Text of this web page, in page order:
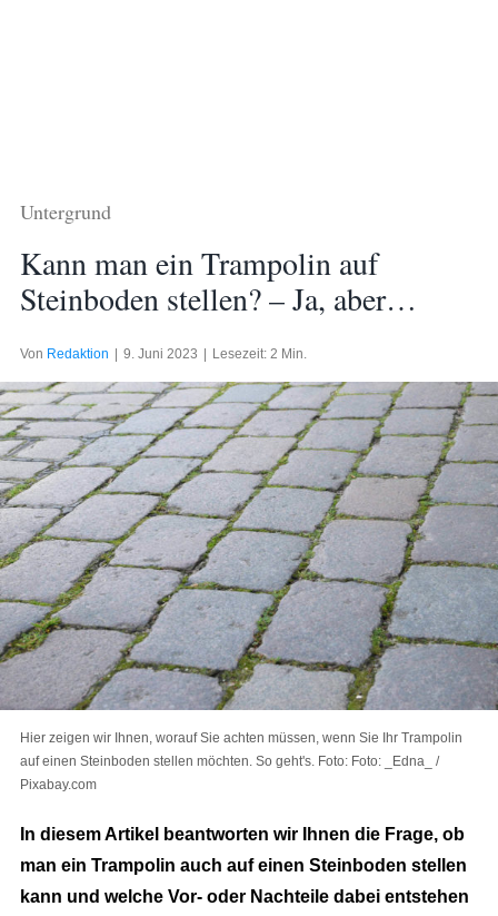
Untergrund
Kann man ein Trampolin auf
Steinboden stellen? – Ja, aber…
Von Redaktion 9. Juni 2023 Lesezeit: 2 Min.
Hier zeigen wir Ihnen, worauf Sie achten müssen, wenn Sie Ihr Trampolin
auf einen Steinboden stellen möchten. So geht's. Foto: Foto: _Edna_ /
Pixabay.com
In diesem Artikel beantworten wir Ihnen die Frage, ob
man ein Trampolin auch auf einen Steinboden stellen
kann und welche Vor- oder Nachteile dabei entstehen